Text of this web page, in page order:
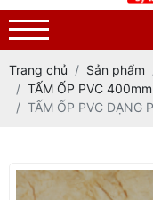
Trang chủ Sản phẩm
TẤM ỐP PVC 400mm
TẤM ỐP PVC DẠNG